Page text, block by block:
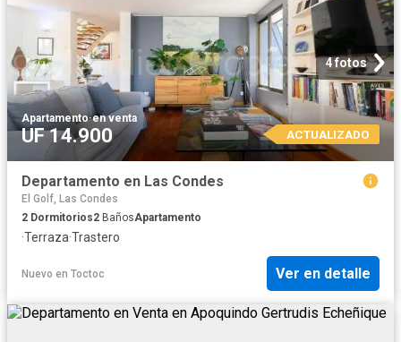
4 fotos
Apartamento·en venta
UF 14.900 ACTUALIZADO
Departamento en Las Condes
El Golf, Las Condes
2 Dormitorios2 BañosApartamento
·Terraza·Trastero
Nuevo en Toctoc Ver en detalle